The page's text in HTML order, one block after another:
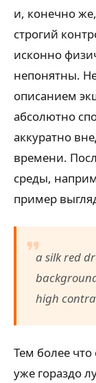
и, конечно
строгий
исконно
непонятны.
описанием
абсолютно
аккуратно
времени.
среды,
пример
a silk red
high
Тем более
уже гораздо